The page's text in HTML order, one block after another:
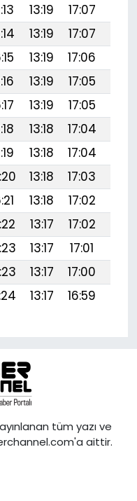
13:19 17:07
13:19 17:07
13:19 17:06
13:19 17:05
13:19 17:05
13:18 17:04
13:18 17:04
13:18 17:03
13:18 17:02
13:17 17:02
13:17 17:01
13:17 17:00
13:17 16:59
tüm yazı ve
aittir.